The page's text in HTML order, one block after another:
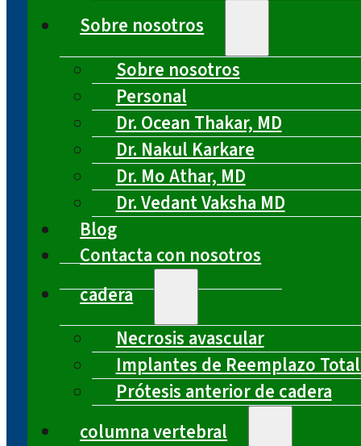
Sobre nosotros
Sobre nosotros
Personal
Dr. Ocean Thakar, MD
Dr. Nakul Karkare
Dr. Mo Athar, MD
Dr. Vedant Vaksha MD
Blog
Contacta con nosotros
cadera
Necrosis avascular
Implantes de Reemplazo
Prótesis anterior de cadera
columna vertebral